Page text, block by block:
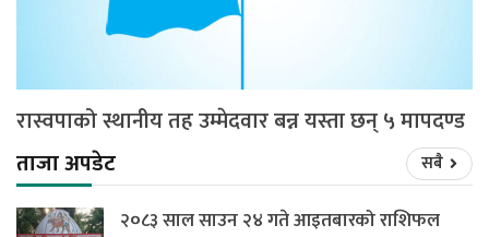
रास्वपाको स्थानीय तह उम्मेदवार बन्न यस्ता छन् ५ मापदण्ड
ताजा अपडेट
सबै
२०८३ साल साउन २४ गते आइतबारको राशिफल